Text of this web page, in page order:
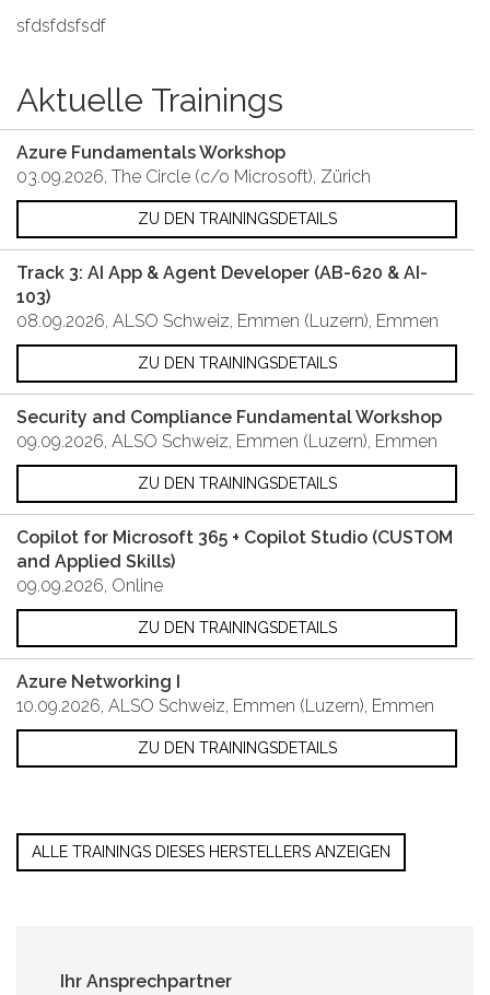
sfdsfdsfsdf
Aktuelle Trainings
Azure Fundamentals Workshop
03.09.2026, The Circle (c/o Microsoft), Zürich
ZU DEN TRAININGSDETAILS
Track 3: AI App & Agent Developer (AB-620 & AI-
103)
08.09.2026, ALSO Schweiz, Emmen (Luzern), Emmen
ZU DEN TRAININGSDETAILS
Security and Compliance Fundamental Workshop
09.09.2026, ALSO Schweiz, Emmen (Luzern), Emmen
ZU DEN TRAININGSDETAILS
Copilot for Microsoft 365 + Copilot Studio (CUSTOM
and Applied Skills)
09.09.2026, Online
ZU DEN TRAININGSDETAILS
Azure Networking I
10.09.2026, ALSO Schweiz, Emmen (Luzern), Emmen
ZU DEN TRAININGSDETAILS
ALLE TRAININGS DIESES HERSTELLERS ANZEIGEN
Ihr Ansprechpartner